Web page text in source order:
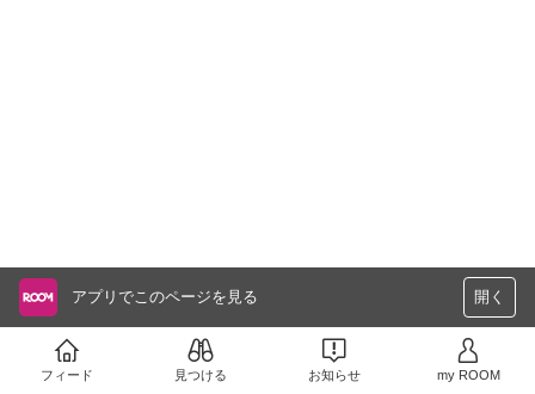
アプリでこのページを見る 開く
フィード 見つける お知らせ my ROOM